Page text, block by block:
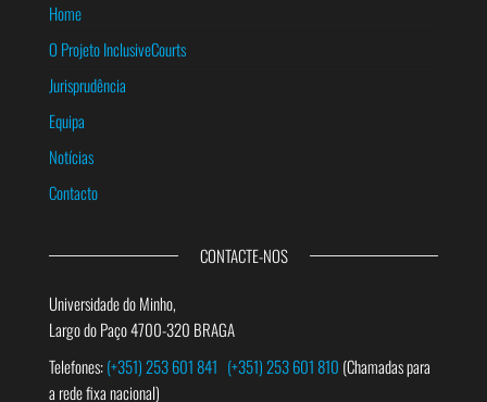
Home
O Projeto InclusiveCourts
Jurisprudência
Equipa
Notícias
Contacto
CONTACTE-NOS
Universidade do Minho,
Largo do Paço 4700-320 BRAGA
Telefones:(+351) 253 601 841 (+351) 253 601 810 (Chamadas para
a rede fixa nacional)